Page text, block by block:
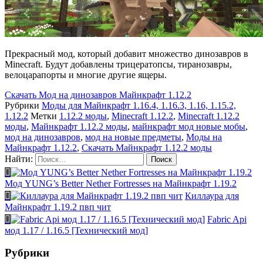
Прекрасный мод, который добавит множество динозавров в
Minecraft. Будут добавлены трицератопсы, тиранозавры,
велоцарапорты и многие другие ящеры.
Скачать Мод на динозавров Майнкрафт 1.12.2
Рубрики Моды для Майнкрафт 1.16.4, 1.16.3, 1.16, 1.15.2,
1.12.2 Метки 1.12.2 моды, Minecraft 1.12.2, Minecraft 1.12.2
моды, Майнкрафт 1.12.2 моды, майнкрафт мод новые мобы,
мод на динозавров, мод на новые предметы, Моды на
Майнкрафт 1.12.2, Скачать Майнкрафт 1.12.2 моды
Найти:
Мод YUNG’s Better Nether Fortresses на Майнкрафт 1.19.2
Киллаура для
Майнкрафт 1.19.2 пвп чит
Fabric Api
мод 1.17 / 1.16.5 [Технический мод]
Рубрики